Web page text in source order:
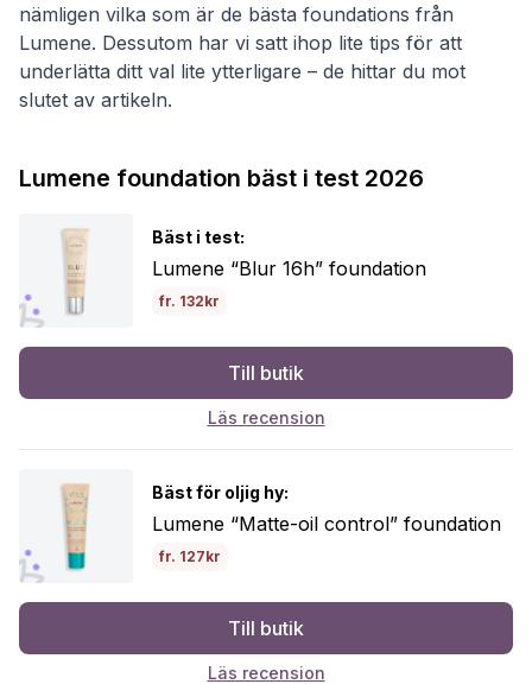
nämligen vilka som är de bästa foundations från
Lumene. Dessutom har vi satt ihop lite tips för att
underlätta ditt val lite ytterligare – de hittar du mot
slutet av artikeln.
Lumene foundation bäst i test 2026
Bäst i test:
Lumene “Blur 16h” foundation
fr. 132kr
Till butik
Läs recension
Bäst för oljig hy:
Lumene “Matte-oil control” foundation
fr. 127kr
Till butik
Läs recension